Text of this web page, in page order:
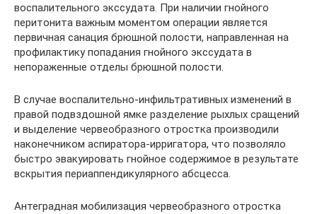
воспалительного экссудата. При наличии гнойного
перитонита важным моментом операции является
первичная санация брюшной полости, направленная на
профилактику попадания гнойного экссудата в
непораженные отделы брюшной полости.
В случае воспалительно-инфильтративных изменений в
правой подвздошной ямке разделение рыхлых сращений
и выделение червеобразного отростка производили
наконечником аспиратора-ирригатора, что позволяло
быстро эвакуировать гнойное содержимое в результате
вскрытия периаппендикулярного абсцесса.
Антеградная мобилизация червеобразного отростка